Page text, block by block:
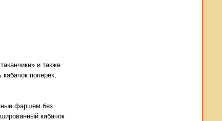
и также
поперек,
фаршем без
кабачок